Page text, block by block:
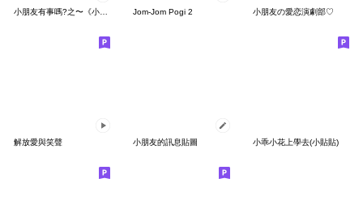
Jom-Jom Pogi 2 小朋友の愛恋演劇部♡
解放愛與笑聲 小朋友的訊息貼圖 小乖小花上學去(小貼貼)